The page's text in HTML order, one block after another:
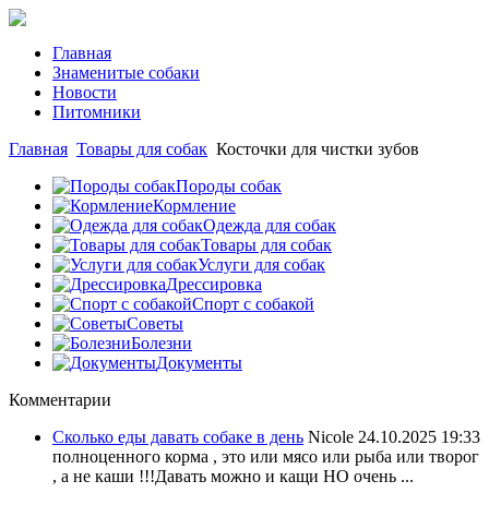
Главная
Знаменитые собаки
Новости
Питомники
Главная Товары для собак Косточки для чистки зубов
Породы собак
Кормление
Одежда для собак
Товары для собак
Услуги для собак
Дрессировка
Спорт с собакой
Советы
Болезни
Документы
Комментарии
Сколько еды давать собаке в день Nicole 24.10.2025 19:33
полноценного корма , это или мясо или рыба или творог
, а не каши !!!Давать можно и кащи НО очень ...